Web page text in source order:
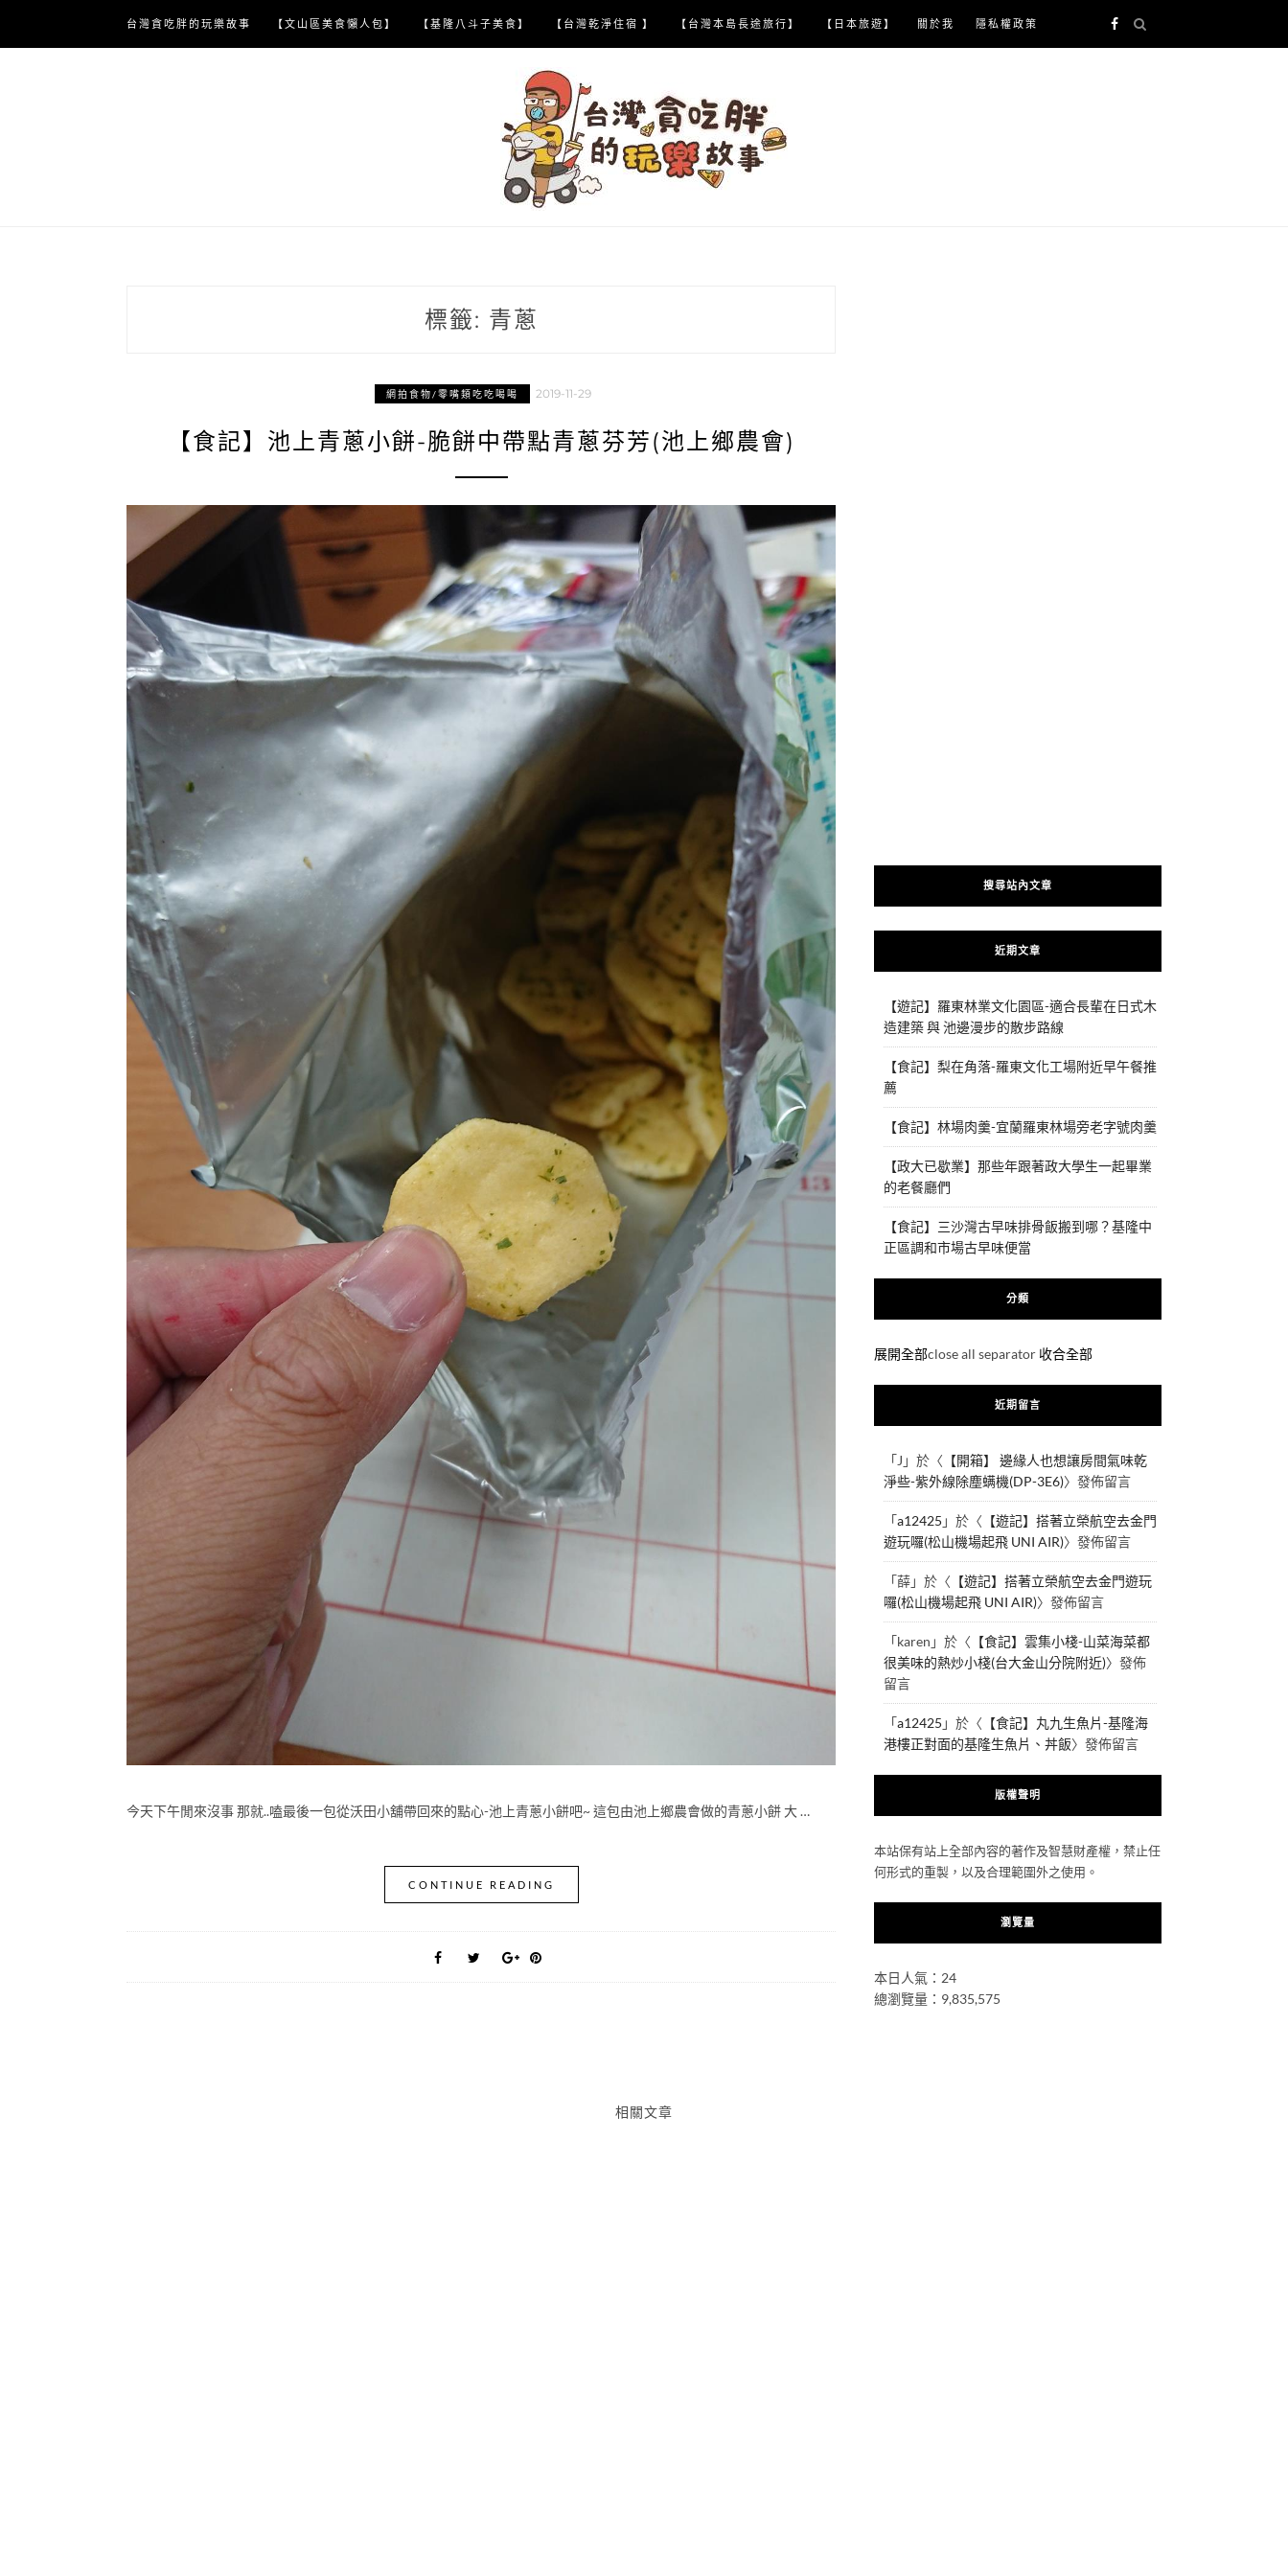
content
台灣貪吃胖的玩樂故事 【文山區美食懶人包】 【基隆八斗子美食】 【台灣乾淨住宿 】 【台灣本島長途旅行】 【日本旅遊】 關於我 隱私權政策
標籤: 青蔥
網拍食物/零嘴類吃吃喝喝 2019-11-29
【食記】池上青蔥小餅-脆餅中帶點青蔥芬芳(池上鄉農會)
今天下午閒來沒事 那就..嗑最後一包從沃田小舖帶回來的點心-池上青蔥小餅吧~ 這包由池上鄉農會做的青蔥小餅 大 …
CONTINUE READING
搜尋站內文章
近期文章
【遊記】羅東林業文化園區-適合長輩在日式木
造建築 與 池邊漫步的散步路線
【食記】梨在角落-羅東文化工場附近早午餐推
薦
【食記】林場肉羹-宜蘭羅東林場旁老字號肉羹
【政大已歇業】那些年跟著政大學生一起畢業
的老餐廳們
【食記】三沙灣古早味排骨飯搬到哪？基隆中
正區調和市場古早味便當
分類
展開全部close all separator 收合全部
近期留言
「J 」於〈 【開箱】 邊緣人也想讓房間氣味乾
淨些-紫外線除塵螨機(DP-3E6)〉發佈留言
「a12425 」於〈 【遊記】搭著立榮航空去金門
遊玩囉(松山機場起飛 UNI AIR)〉發佈留言
「薛」於〈 【遊記】搭著立榮航空去金門遊玩
囉(松山機場起飛 UNI AIR)〉發佈留言
「karen 」於〈 【食記】雲集小棧-山菜海菜都
很美味的熱炒小棧(台大金山分院附近)〉發佈
留言
「a12425 」於〈 【食記】丸九生魚片-基隆海
港樓正對面的基隆生魚片、丼飯〉發佈留言
版權聲明
本站保有站上全部內容的著作及智慧財產權，禁止任
何形式的重製，以及合理範圍外之使用。
瀏覽量
本日人氣：24
總瀏覽量：9,835,575
相關文章